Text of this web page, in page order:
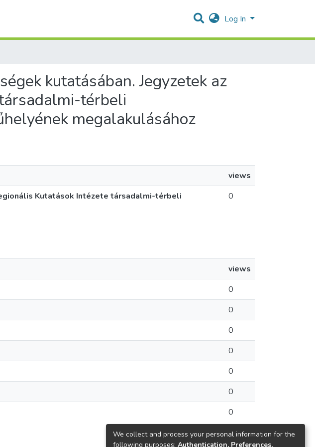
Log In
kutatásában. Jegyzetek az
térbeli
megalakulásához
views
Kutatások Intézete társadalmi-térbeli
0
views
0
0
0
0
0
0
0
We collect and process your personal information for the
following purposes: Authentication, Preferences,